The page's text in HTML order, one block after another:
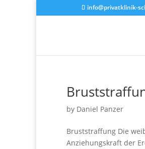
info@privatklinik-
by Daniel Panzer
Bruststraffung Die
Anziehungskraft der